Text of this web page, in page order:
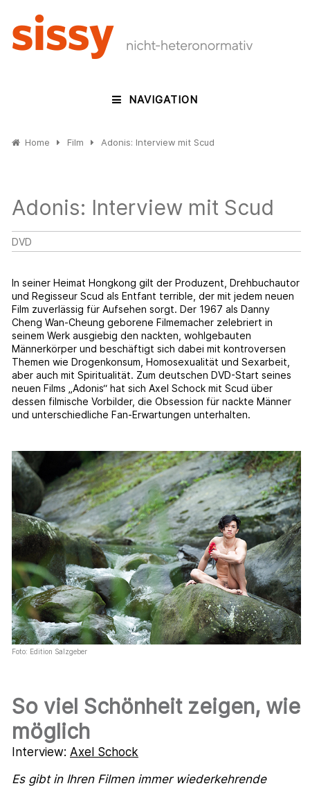
NAVIGATION
Home Film Adonis: Interview mit Scud
Adonis: Interview mit Scud
DVD
In seiner Heimat Hongkong gilt der Produzent, Drehbuchautor
und Regisseur Scud als Entfant terrible, der mit jedem neuen
Film zuverlässig für Aufsehen sorgt. Der 1967 als Danny
Cheng Wan-Cheung geborene Filmemacher zelebriert in
seinem Werk ausgiebig den nackten, wohlgebauten
Männerkörper und beschäftigt sich dabei mit kontroversen
Themen wie Drogenkonsum, Homosexualität und Sexarbeit,
aber auch mit Spiritualität. Zum deutschen DVD-Start seines
neuen Films „Adonis“ hat sich Axel Schock mit Scud über
dessen filmische Vorbilder, die Obsession für nackte Männer
und unterschiedliche Fan-Erwartungen unterhalten.
Foto: Edition Salzgeber
So viel Schönheit zeigen, wie
möglich
Interview: Axel Schock
Es gibt in Ihren Filmen immer wiederkehrende